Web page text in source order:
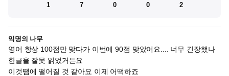
1 7 0 0 2
익명의 나무
영어 항상 100점만 맞다가 이번에 90점 맞았어요.... 너무 긴장했나
한글을 잘못 읽었거든요
이것땜에 떨어질 것 같아요 이제 어떡하죠